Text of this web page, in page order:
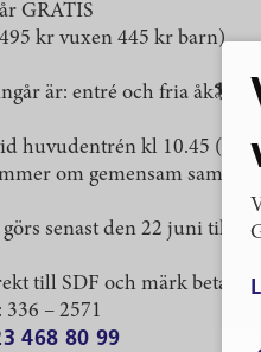
GRATIS
kr vuxen 445 kr barn)
är: entré och fria åk🎠
huvudentrén kl 10.45
om gemensam samling
senast den 22 juni till
till SDF och märk
– 2571
468 80 99